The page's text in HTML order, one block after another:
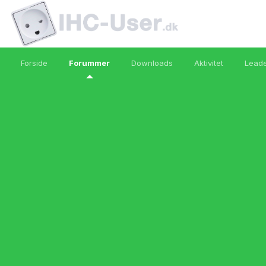
Forside Forummer Downloads Aktivitet